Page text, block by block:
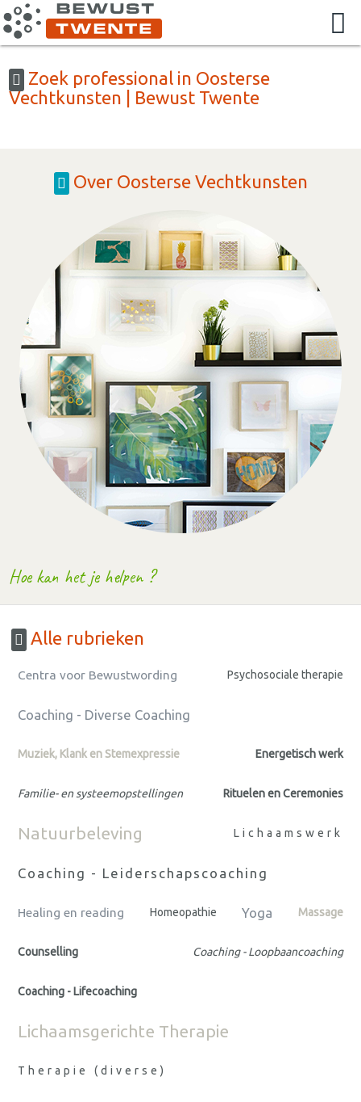
Zoek professional in Oosterse
Vechtkunsten | Bewust Twente
Over Oosterse Vechtkunsten
Hoe kan het je helpen ?
Alle rubrieken
Centra voor Bewustwording Psychosociale therapie
Coaching - Diverse Coaching
Muziek, Klank en Stemexpressie Energetisch werk
Familie- en systeemopstellingen Rituelen en Ceremonies
Natuurbeleving Lichaamswerk
Coaching - Leiderschapscoaching
Healing en reading Homeopathie Yoga Massage
Counselling Coaching - Loopbaancoaching
Coaching - Lifecoaching
Lichaamsgerichte Therapie
Therapie (diverse)